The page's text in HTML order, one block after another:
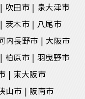
吹田市
泉大津市
茨木市
八尾市
内長野市
大阪市
柏原市
羽曳野市
東大阪市
山市
阪南市